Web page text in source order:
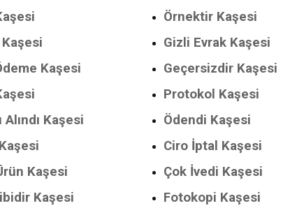
Kaşesi
Alındı Kaşesi
Kaşesi
Kaşesi
Örnektir Kaşesi
Gizli Evrak Kaşesi
Geçersizdir Kaşesi
Protokol Kaşesi
Ödendi Kaşesi
Ciro İptal Kaşesi
Çok İvedi Kaşesi
Fotokopi Kaşesi